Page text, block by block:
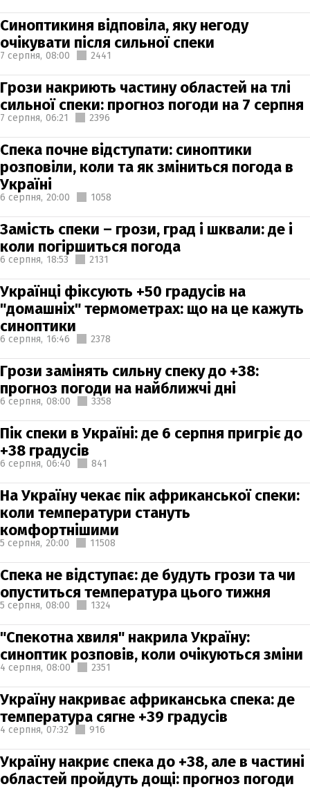
Синоптикиня відповіла, яку негоду
очікувати після сильної спеки
7 серпня, 08:00 2441
Грози накриють частину областей на тлі
сильної спеки: прогноз погоди на 7 серпня
7 серпня, 06:21 2396
Спека почне відступати: синоптики
розповіли, коли та як зміниться погода в
Україні
6 серпня, 20:00 1058
Замість спеки – грози, град і шквали: де і
коли погіршиться погода
6 серпня, 18:53 2131
Українці фіксують +50 градусів на
"домашніх" термометрах: що на це кажуть
синоптики
6 серпня, 16:46 2378
Грози замінять сильну спеку до +38:
прогноз погоди на найближчі дні
6 серпня, 08:00 3358
Пік спеки в Україні: де 6 серпня пригріє до
+38 градусів
6 серпня, 06:40 841
На Україну чекає пік африканської спеки:
коли температури стануть
комфортнішими
5 серпня, 20:00 11508
Спека не відступає: де будуть грози та чи
опуститься температура цього тижня
5 серпня, 08:00 1324
"Спекотна хвиля" накрила Україну:
синоптик розповів, коли очікуються зміни
4 серпня, 08:00 2351
Україну накриває африканська спека: де
температура сягне +39 градусів
4 серпня, 07:32 916
Україну накриє спека до +38, але в частині
областей пройдуть дощі: прогноз погоди